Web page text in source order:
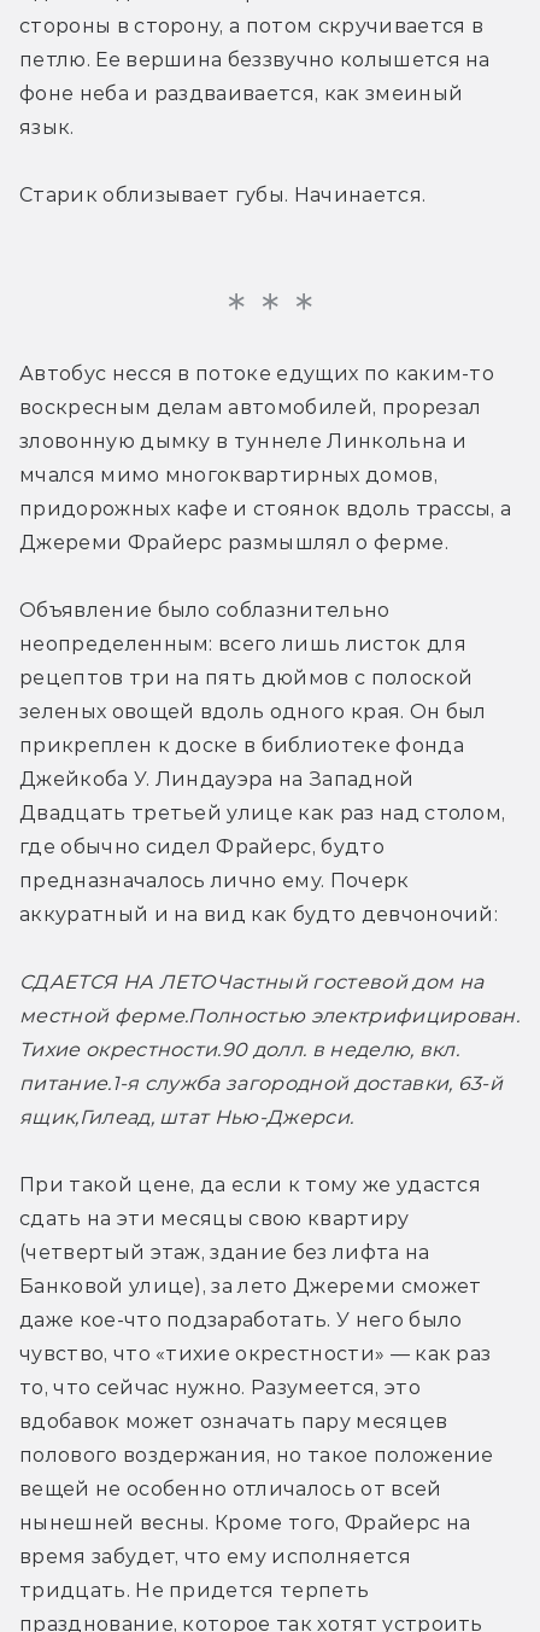
стороны в сторону, а потом скручивается в
петлю. Ее вершина беззвучно колышется на
фоне неба и раздваивается, как змеиный
язык.
Старик облизывает губы. Начинается.
Автобус несся в потоке едущих по каким-то
воскресным делам автомобилей, прорезал
зловонную дымку в туннеле Линкольна и
мчался мимо многоквартирных домов,
придорожных кафе и стоянок вдоль трассы, а
Джереми Фрайерс размышлял о ферме.
Объявление было соблазнительно
неопределенным: всего лишь листок для
рецептов три на пять дюймов с полоской
зеленых овощей вдоль одного края. Он был
прикреплен к доске в библиотеке фонда
Джейкоба У. Линдауэра на Западной
Двадцать третьей улице как раз над столом,
где обычно сидел Фрайерс, будто
предназначалось лично ему. Почерк
аккуратный и на вид как будто девчоночий:
СДАЕТСЯ НА ЛЕТОЧастный гостевой дом на
местной ферме.Полностью электрифицирован.
Тихие окрестности.90 долл. в неделю, вкл.
питание.1-я служба загородной доставки, 63-й
ящик,Гилеад, штат Нью-Джерси.
При такой цене, да если к тому же удастся
сдать на эти месяцы свою квартиру
(четвертый этаж, здание без лифта на
Банковой улице), за лето Джереми сможет
даже кое-что подзаработать. У него было
чувство, что «тихие окрестности» — как раз
то, что сейчас нужно. Разумеется, это
вдобавок может означать пару месяцев
полового воздержания, но такое положение
вещей не особенно отличалось от всей
нынешней весны. Кроме того, Фрайерс на
время забудет, что ему исполняется
тридцать. Не придется терпеть
празднование, которое так хотят устроить